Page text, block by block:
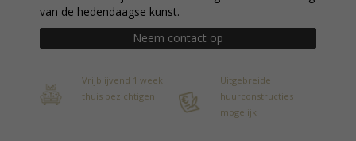
van de hedendaagse kunst.
Neem contact op
Vrijblijvend 1 week
thuis bezichtigen
Uitgebreide
huurconstructies
mogelijk